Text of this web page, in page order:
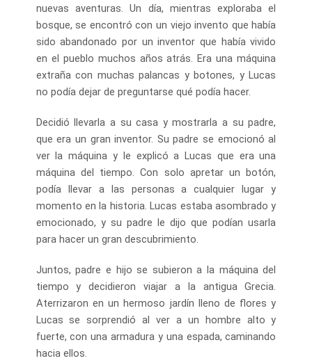
nuevas aventuras. Un día, mientras exploraba el
bosque, se encontró con un viejo invento que había
sido abandonado por un inventor que había vivido
en el pueblo muchos años atrás. Era una máquina
extraña con muchas palancas y botones, y Lucas
no podía dejar de preguntarse qué podía hacer.
Decidió llevarla a su casa y mostrarla a su padre,
que era un gran inventor. Su padre se emocionó al
ver la máquina y le explicó a Lucas que era una
máquina del tiempo. Con solo apretar un botón,
podía llevar a las personas a cualquier lugar y
momento en la historia. Lucas estaba asombrado y
emocionado, y su padre le dijo que podían usarla
para hacer un gran descubrimiento.
Juntos, padre e hijo se subieron a la máquina del
tiempo y decidieron viajar a la antigua Grecia.
Aterrizaron en un hermoso jardín lleno de flores y
Lucas se sorprendió al ver a un hombre alto y
fuerte, con una armadura y una espada, caminando
hacia ellos.